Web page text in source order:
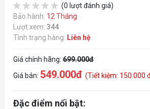
(0 lượt đánh giá)
Bảo hành: 12 Tháng
Lượt xem: 344
Tình trạng hàng: Liên hệ
Giá chính hãng: 699.000đ
Giá bán: 549.000đ (Tiết kiệm: 150.000
Đặc điểm nổi bật: